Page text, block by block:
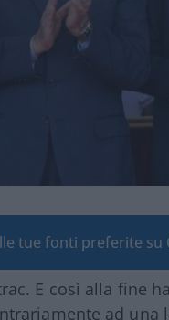
tue fonti preferite su
E così alla fine
ad